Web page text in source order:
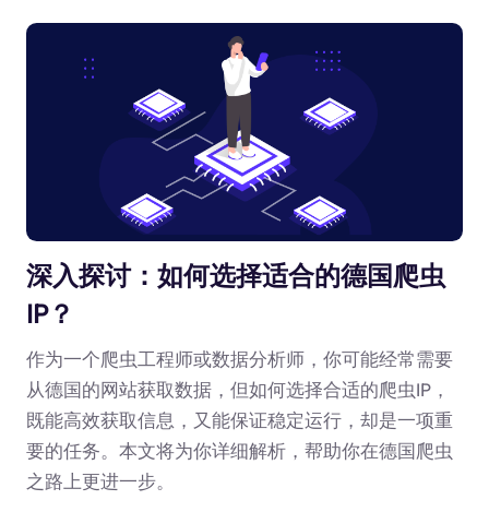
深入探讨：如何选择适合的德国爬虫
IP？
作为一个爬虫工程师或数据分析师，你可能经常需要
从德国的网站获取数据，但如何选择合适的爬虫IP，
既能高效获取信息，又能保证稳定运行，却是一项重
要的任务。本文将为你详细解析，帮助你在德国爬虫
之路上更进一步。